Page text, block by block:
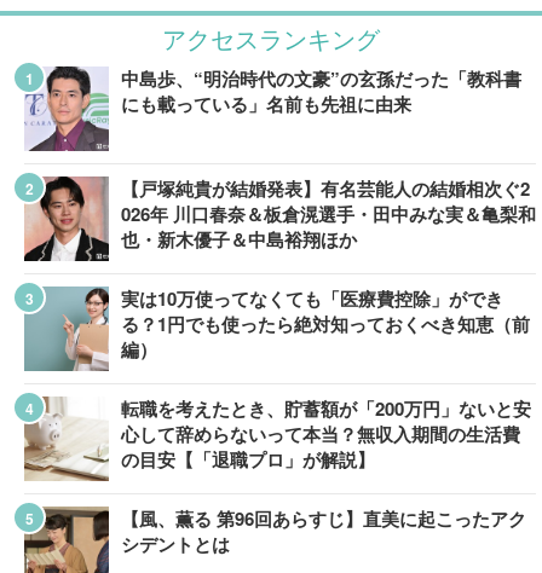
アクセスランキング
中島歩、“明治時代の文豪”の玄孫だった「教科書
にも載っている」名前も先祖に由来
【戸塚純貴が結婚発表】有名芸能人の結婚相次ぐ2
026年 川口春奈＆板倉滉選手・田中みな実＆亀梨和
也・新木優子＆中島裕翔ほか
実は10万使ってなくても「医療費控除」ができ
る？1円でも使ったら絶対知っておくべき知恵（前
編）
転職を考えたとき、貯蓄額が「200万円」ないと安
心して辞めらないって本当？無収入期間の生活費
の目安【「退職プロ」が解説】
【風、薫る 第96回あらすじ】直美に起こったアク
シデントとは